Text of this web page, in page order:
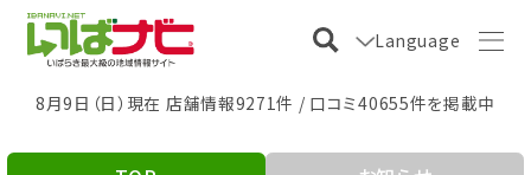
Language
8月9日（日）現在 店舗情報9271件 / 口コミ40655件を掲載中